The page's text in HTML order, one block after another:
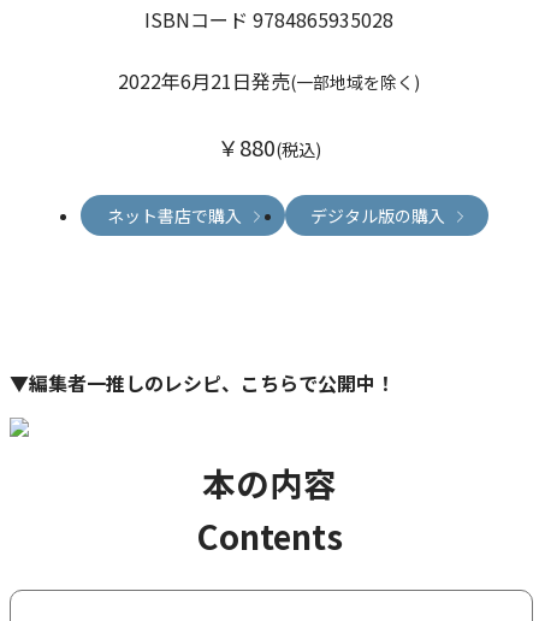
ISBNコード 9784865935028
2022年6月21日発売(一部地域を除く)
￥880(税込)
ネット書店で購入 デジタル版の購入
▼編集者一推しのレシピ、こちらで公開中！
本の内容
Contents